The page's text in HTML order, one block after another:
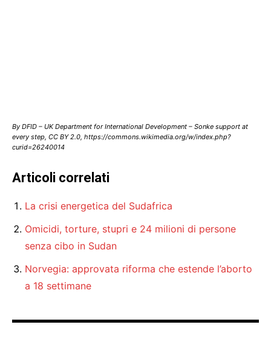
By DFID – UK Department for International Development – Sonke support at
every step, CC BY 2.0, https://commons.wikimedia.org/w/index.php?
curid=26240014
Articoli correlati
La crisi energetica del Sudafrica
Omicidi, torture, stupri e 24 milioni di persone
senza cibo in Sudan
Norvegia: approvata riforma che estende l’aborto
a 18 settimane